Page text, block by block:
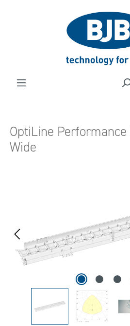
OptiLine
Wide